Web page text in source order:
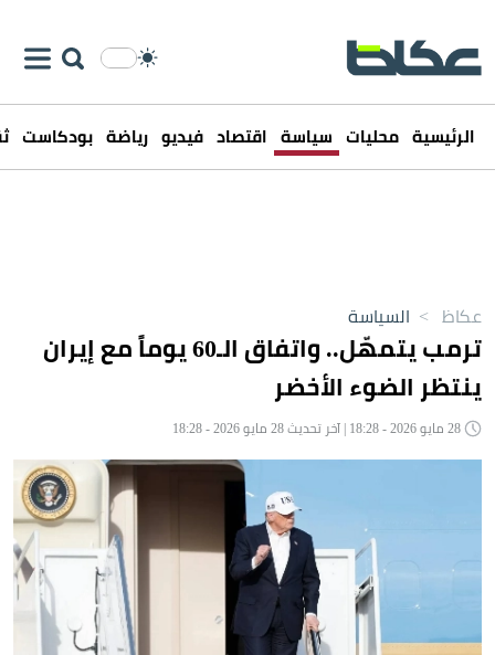
الرئيسية محليات سياسة اقتصاد فيديو رياضة بودكاست
عكاظ > السياسة
ترمب يتمهّل.. واتفاق الـ60 يوماً مع إيران
ينتظر الضوء الأخضر